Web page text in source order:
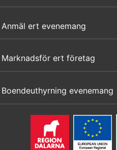
Anmäl ert evenemang
Marknadsför ert företag
Boendeuthyrning evenemang